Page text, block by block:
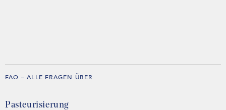
FAQ – ALLE FRAGEN ÜBER
Pasteurisierung